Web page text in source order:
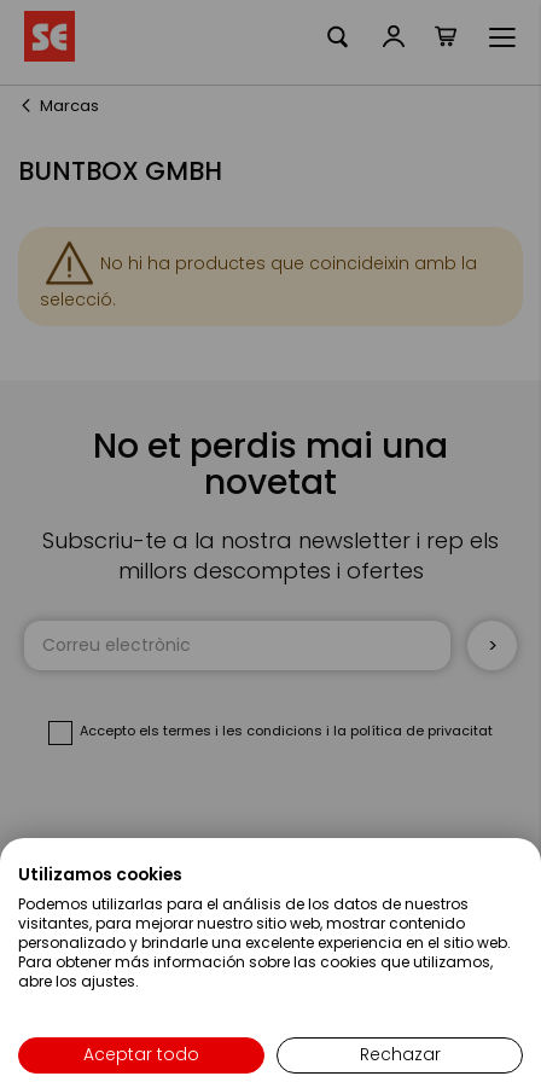
Content
Marcas
BUNTBOX GMBH
No hi ha productes que coincideixin amb la
selecció.
No et perdis mai una
novetat
Subscriu-te a la nostra newsletter i rep els
millors descomptes i ofertes
Accepto els termes i les condicions i la política de privacitat
Sobre Nosaltres
Ajuda
Compres
Contacte
Utilizamos cookies
Podemos utilizarlas para el análisis de los datos de nuestros
visitantes, para mejorar nuestro sitio web, mostrar contenido
personalizado y brindarle una excelente experiencia en el sitio web.
Para obtener más información sobre las cookies que utilizamos,
abre los ajustes.
Aceptar todo Rechazar